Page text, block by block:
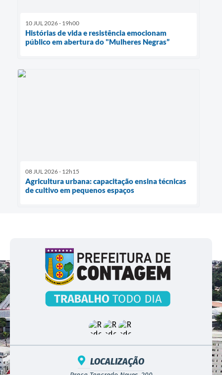
10 JUL 2026 - 19h00
Histórias de vida e resistência emocionam
público em abertura do "Mulheres Negras”
08 JUL 2026 - 12h15
Agricultura urbana: capacitação ensina técnicas
de cultivo em pequenos espaços
LOCALIZAÇÃO